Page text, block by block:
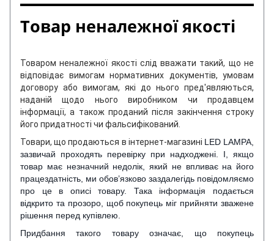
Товар неналежної якості
Товаром неналежної якості слід вважати такий, що не
відповідає вимогам нормативних документів, умовам
договору або вимогам, які до нього пред'являються,
наданій щодо нього виробником чи продавцем
інформації, а також проданий після закінчення строку
його придатності чи фальсифікований.
Товари, що продаються в інтернет-магазині LED LAMPA,
зазвичай проходять перевірку при надходжені. І, якщо
товар має незначний недолік, який не впливає на його
працездатність, ми обов’язково заздалегідь повідомляємо
про це в описі товару. Така інформація подається
відкрито та прозоро, щоб покупець міг прийняти зважене
рішення перед купівлею.
Придбання такого товару означає, що покупець